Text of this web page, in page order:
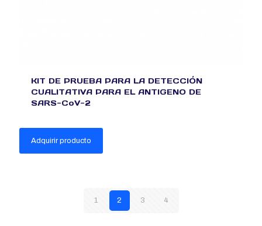
KIT DE PRUEBA PARA LA DETECCIÓN
CUALITATIVA PARA EL ANTIGENO DE
SARS-CoV-2
Adquirir producto
1 2 3 4